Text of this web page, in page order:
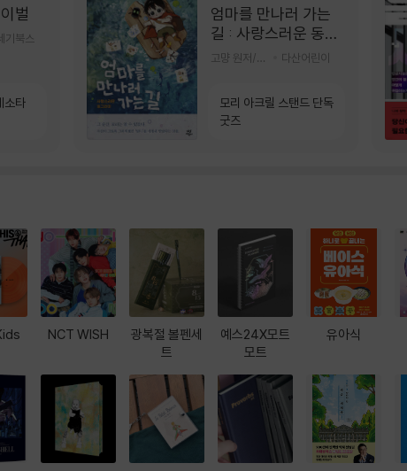
벌
기북스
소타
엄마를 만나러 가는
길 : 사랑스러운 동그
라미
다산어린이
모리 아크릴 스탠드 단독
굿즈
NCT WISH
광복절 볼펜세
트
예스24X모트
모트
유아식